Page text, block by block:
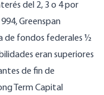
del 2, 3 o 4 por
Greenspan
de fondos federales ½
eran superiores
de fin de
Term Capital